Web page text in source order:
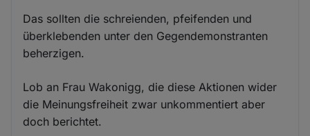
Das sollten die schreienden, pfeifenden und
überklebenden unter den Gegendemonstranten
beherzigen.
Lob an Frau Wakonigg, die diese Aktionen wider
die Meinungsfreiheit zwar unkommentiert aber
doch berichtet.